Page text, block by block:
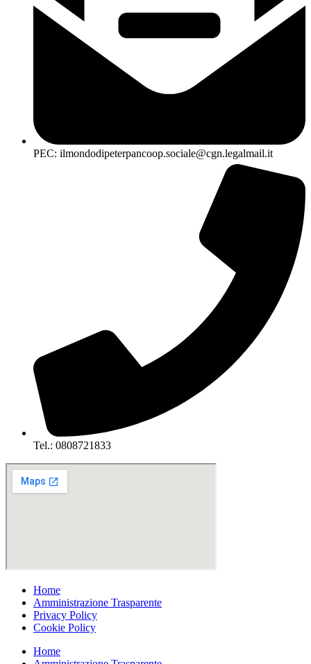
PEC: ilmondodipeterpancoop.sociale@cgn.legalmail.it
Tel.: 0808721833
Home
Amministrazione Trasparente
Privacy Policy
Cookie Policy
Home